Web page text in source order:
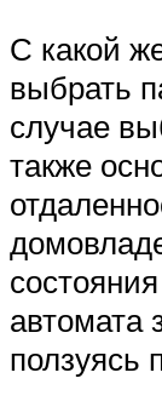
С какой
выбрать
случае
также
автомата
ползуясь